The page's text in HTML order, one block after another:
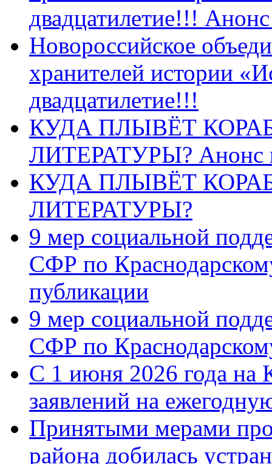
двадцатилетие!!!
Новороссийское
хранителей истории
двадцатилетие!!!
КУДА ПЛЫВЁТ
ЛИТЕРАТУРЫ? Анонс
КУДА ПЛЫВЁТ
ЛИТЕРАТУРЫ?
9 мер социальной
СФР по
публикации
9 мер социальной
СФР по
С 1 июня 2026 года на
заявлений на
Принятыми мерами
района добилась